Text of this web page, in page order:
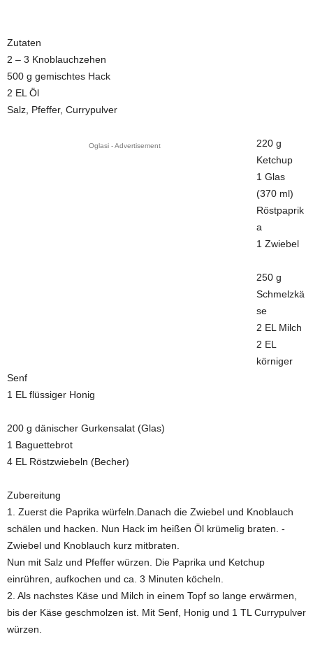
Zutaten
2 – 3 Knoblauchzehen
500 g gemischtes Hack
2 EL Öl
Salz, Pfeffer, Currypulver
Oglasi - Advertisement
220 g
Ketchup
1 Glas
(370 ml)
Röstpaprik
a
1 Zwiebel
250 g
Schmelzkä
se
2 EL Milch
2 EL
körniger
Senf
1 EL flüssiger Honig
200 g dänischer Gurkensalat (Glas)
1 Baguettebrot
4 EL Röstzwiebeln (Becher)
Zubereitung
1. Zuerst die Paprika würfeln.Danach die Zwiebel und Knoblauch
schälen und hacken. Nun Hack im heißen Öl krümelig braten. ­
Zwiebel und Knoblauch kurz mitbraten.
Nun mit Salz und Pfeffer würzen. Die Paprika und Ketchup
einrühren, aufkochen und ca. 3 Minuten köcheln.
2. Als nachstes Käse und Milch in einem Topf so lange erwärmen,
bis der Käse geschmolzen ist. Mit Senf, Honig und 1 TL Currypulver
würzen.